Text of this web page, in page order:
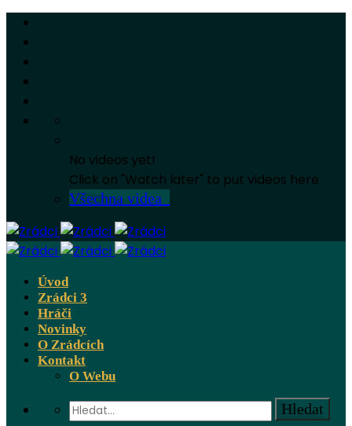
No videos yet!
Click on "Watch later" to put videos here
Všechna videa
Úvod
Zrádci 3
Hráči
Novinky
O Zrádcích
Kontakt
O Webu